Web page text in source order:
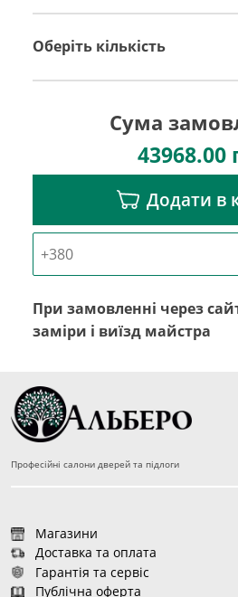
Оберіть кількість
Сума
43968.00
Додати в
При замовленні через
заміри і виїзд майстра
Професійні салони дверей та підлоги
Магазини
Доставка та оплата
Гарантія та сервіс
Публічна оферта